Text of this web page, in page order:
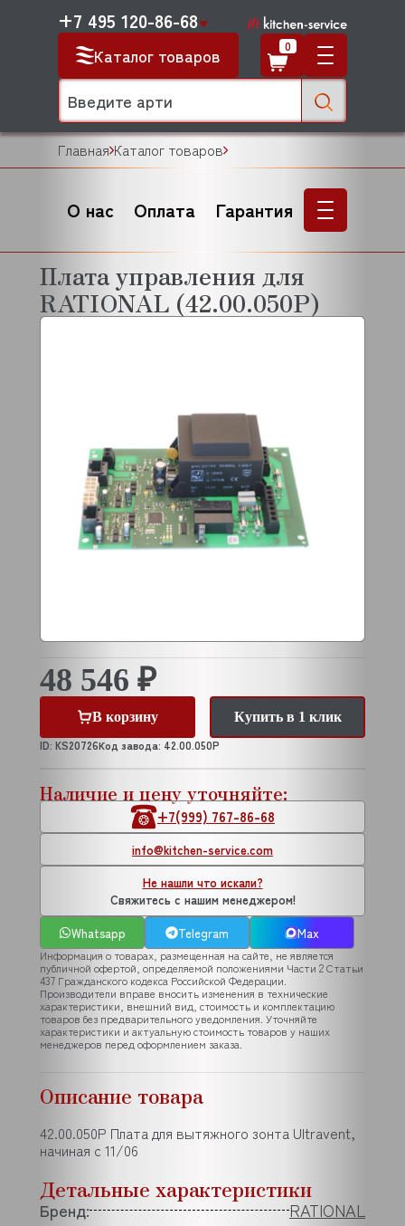
Каталог товаров
+7 495 120-86-68
0
Главная Каталог товаров
О нас Оплата Гарантия
Плата управления для
RATIONAL (42.00.050P)
48 546 ₽
В корзину
Купить в 1 клик
ID: KS20726Код завода: 42.00.050P
Наличие и цену уточняйте:
+7(999) 767-86-68
info@kitchen-service.com
Не нашли что искали?
Свяжитесь с нашим менеджером!
Whatsapp
Telegram Max
Информация о товарах, размещенная на сайте, не является
публичной офертой, определяемой положениями Части 2 Статьи
437 Гражданского кодекса Российской Федерации.
Производители вправе вносить изменения в технические
характеристики, внешний вид, стоимость и комплектацию
товаров без предварительного уведомления. Уточняйте
характеристики и актуальную стоимость товаров у наших
менеджеров перед оформлением заказа.
Описание товара
42.00.050P Плата для вытяжного зонта Ultravent,
начиная с 11/06
Детальные характеристики
Бренд:
RATIONAL